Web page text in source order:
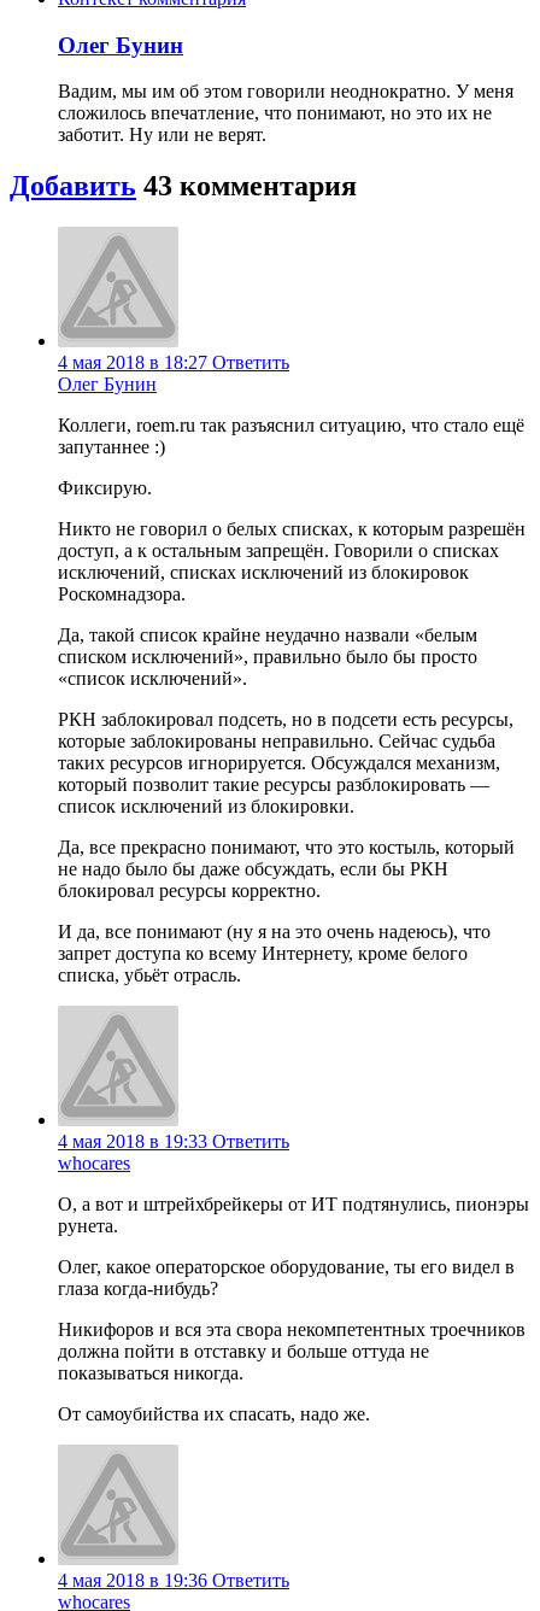
Олег Бунин
Вадим, мы им об этом говорили неоднократно. У меня
сложилось впечатление, что понимают, но это их не
заботит. Ну или не верят.
Добавить 43 комментария
4 мая 2018 в 18:27 Ответить
Олег Бунин
Коллеги, roem.ru так разъяснил ситуацию, что стало ещё
запутаннее :)
Фиксирую.
Никто не говорил о белых списках, к которым разрешён
доступ, а к остальным запрещён. Говорили о списках
исключений, списках исключений из блокировок
Роскомнадзора.
Да, такой список крайне неудачно назвали «белым
списком исключений», правильно было бы просто
«список исключений».
РКН заблокировал подсеть, но в подсети есть ресурсы,
которые заблокированы неправильно. Сейчас судьба
таких ресурсов игнорируется. Обсуждался механизм,
который позволит такие ресурсы разблокировать —
список исключений из блокировки.
Да, все прекрасно понимают, что это костыль, который
не надо было бы даже обсуждать, если бы РКН
блокировал ресурсы корректно.
И да, все понимают (ну я на это очень надеюсь), что
запрет доступа ко всему Интернету, кроме белого
списка, убьёт отрасль.
4 мая 2018 в 19:33 Ответить
whocares
О, а вот и штрейхбрейкеры от ИТ подтянулись, пионэры
рунета.
Олег, какое операторское оборудование, ты его видел в
глаза когда-нибудь?
Никифоров и вся эта свора некомпетентных троечников
должна пойти в отставку и больше оттуда не
показываться никогда.
От самоубийства их спасать, надо же.
4 мая 2018 в 19:36 Ответить
whocares